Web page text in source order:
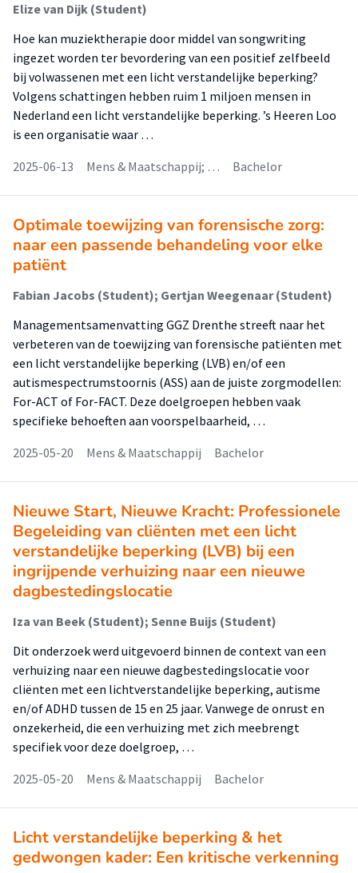
Elize van Dijk (Student)
Hoe kan muziektherapie door middel van songwriting
ingezet worden ter bevordering van een positief zelfbeeld
bij volwassenen met een licht verstandelijke beperking?
Volgens schattingen hebben ruim 1 miljoen mensen in
Nederland een licht verstandelijke beperking. ’s Heeren Loo
is een organisatie waar …
2025-06-13
Mens & Maatschappij; … Bachelor
Optimale toewijzing van forensische zorg:
naar een passende behandeling voor elke
patiënt
Fabian Jacobs (Student); Gertjan Weegenaar (Student)
Managementsamenvatting GGZ Drenthe streeft naar het
verbeteren van de toewijzing van forensische patiënten met
een licht verstandelijke beperking (LVB) en/of een
autismespectrumstoornis (ASS) aan de juiste zorgmodellen:
For-ACT of For-FACT. Deze doelgroepen hebben vaak
specifieke behoeften aan voorspelbaarheid, …
2025-05-20
Mens & Maatschappij Bachelor
Nieuwe Start, Nieuwe Kracht: Professionele
Begeleiding van cliënten met een licht
verstandelijke beperking (LVB) bij een
ingrijpende verhuizing naar een nieuwe
dagbestedingslocatie
Iza van Beek (Student); Senne Buijs (Student)
Dit onderzoek werd uitgevoerd binnen de context van een
verhuizing naar een nieuwe dagbestedingslocatie voor
cliënten met een lichtverstandelijke beperking, autisme
en/of ADHD tussen de 15 en 25 jaar. Vanwege de onrust en
onzekerheid, die een verhuizing met zich meebrengt
specifiek voor deze doelgroep, …
2025-05-20
Mens & Maatschappij Bachelor
Licht verstandelijke beperking & het
gedwongen kader: Een kritische verkenning